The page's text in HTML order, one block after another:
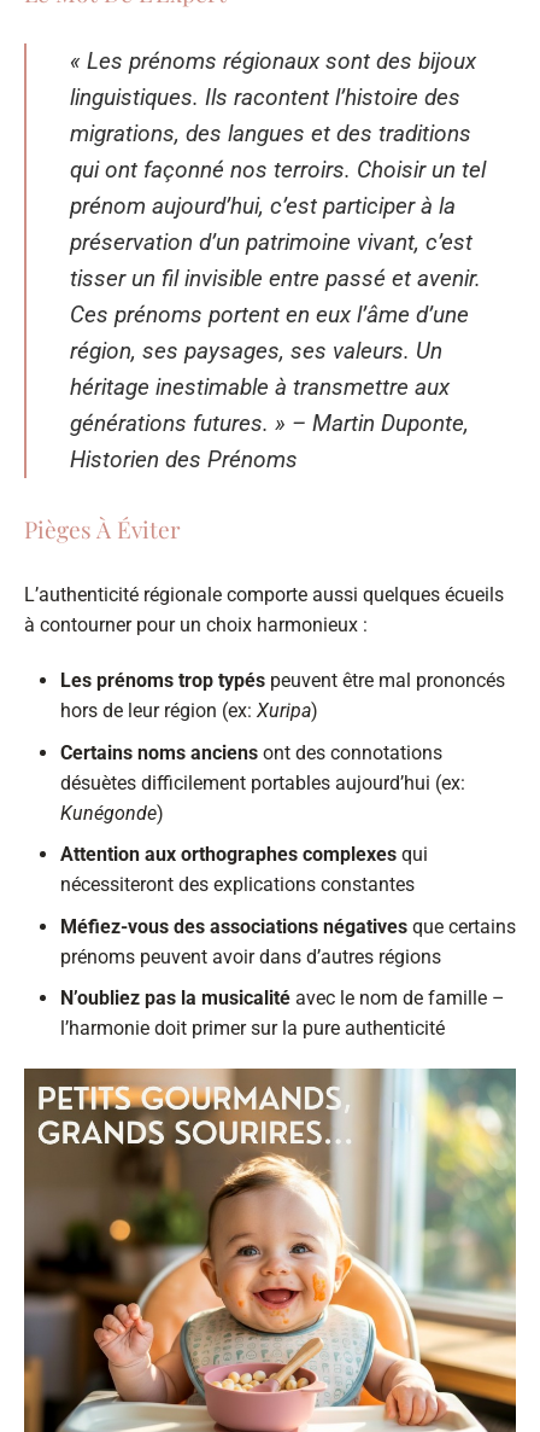
« Les prénoms régionaux sont des bijoux
linguistiques. Ils racontent l’histoire des
migrations, des langues et des traditions
qui ont façonné nos terroirs. Choisir un tel
prénom aujourd’hui, c’est participer à la
préservation d’un patrimoine vivant, c’est
tisser un fil invisible entre passé et avenir.
Ces prénoms portent en eux l’âme d’une
région, ses paysages, ses valeurs. Un
héritage inestimable à transmettre aux
générations futures. » – Martin Duponte,
Historien des Prénoms
Pièges À Éviter
L’authenticité régionale comporte aussi quelques écueils
à contourner pour un choix harmonieux :
Les prénoms trop typés peuvent être mal prononcés
hors de leur région (ex: Xuripa)
Certains noms anciens ont des connotations
désuètes difficilement portables aujourd’hui (ex:
Kunégonde)
Attention aux orthographes complexes qui
nécessiteront des explications constantes
Méfiez-vous des associations négatives que certains
prénoms peuvent avoir dans d’autres régions
N’oubliez pas la musicalité avec le nom de famille –
l’harmonie doit primer sur la pure authenticité